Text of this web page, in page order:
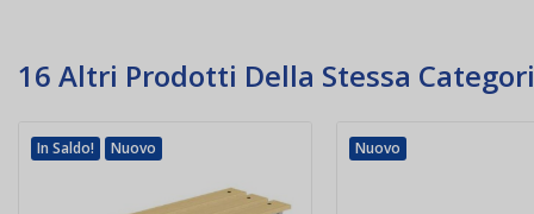
16 Altri Prodotti Della Stessa
In Saldo! Nuovo Nuovo